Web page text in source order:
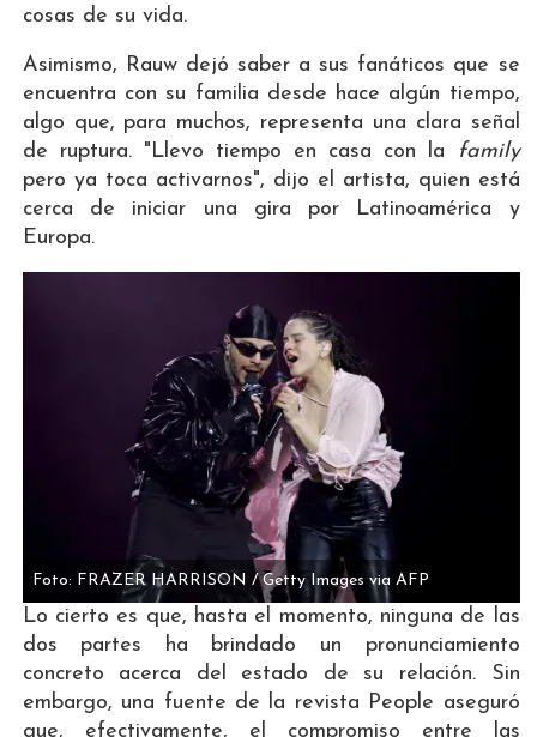
cosas de su vida.
Asimismo, Rauw dejó saber a sus fanáticos que se
encuentra con su familia desde hace algún tiempo,
algo que, para muchos, representa una clara señal
de ruptura. "Llevo tiempo en casa con la
family
pero ya toca activarnos", dijo el artista, quien está
cerca de iniciar una gira por Latinoamérica y
Europa.
Foto: FRAZER HARRISON / Getty Images via AFP
Lo cierto es que, hasta el momento, ninguna de las
dos partes ha brindado un pronunciamiento
concreto acerca del estado de su relación. Sin
embargo, una fuente de la revista People aseguró
que, efectivamente, el compromiso entre las